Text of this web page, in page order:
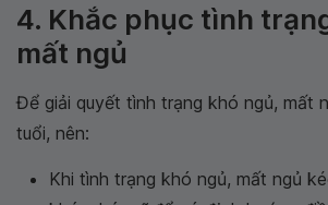
4. Khắc phục tình
mất ngủ
Để giải quyết tình trạng khó ngủ, mất
tuổi, nên:
Khi tình trạng khó ngủ, mất ngủ